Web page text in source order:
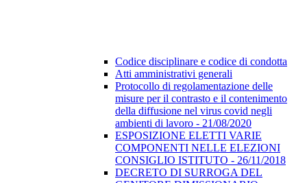
Codice disciplinare e codice di condotta
Atti amministrativi generali
Protocollo di regolamentazione delle
misure per il contrasto e il contenimento
della diffusione nel virus covid negli
ambienti di lavoro - 21/08/2020
ESPOSIZIONE ELETTI VARIE
COMPONENTI NELLE ELEZIONI
CONSIGLIO ISTITUTO - 26/11/2018
DECRETO DI SURROGA DEL